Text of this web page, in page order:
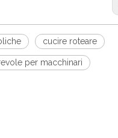
cucire roteare
per macchinari